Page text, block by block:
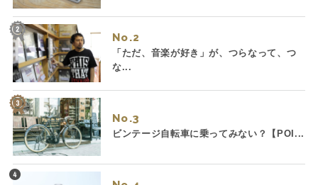
No.
「ただ、音楽が好き」が、つらなって、つ
な...
No.
ビンテージ自転車に乗ってみない？【POI...